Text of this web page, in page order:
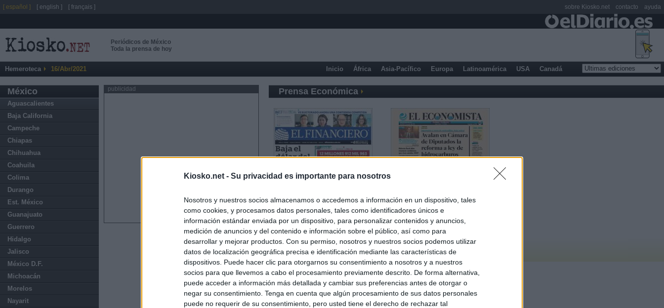
Kiosko.net - Su privacidad es importante para nosotros
Nosotros y nuestros socios almacenamos o accedemos a información en un dispositivo, tales
como cookies, y procesamos datos personales, tales como identificadores únicos e
información estándar enviada por un dispositivo, para personalizar contenidos y anuncios,
medición de anuncios y del contenido e información sobre el público, así como para
desarrollar y mejorar productos. Con su permiso, nosotros y nuestros socios podemos utilizar
datos de localización geográfica precisa e identificación mediante las características de
dispositivos. Puede hacer clic para otorgarnos su consentimiento a nosotros y a nuestros
socios para que llevemos a cabo el procesamiento previamente descrito. De forma alternativa,
puede acceder a información más detallada y cambiar sus preferencias antes de otorgar o
negar su consentimiento. Tenga en cuenta que algún procesamiento de sus datos personales
puede no requerir de su consentimiento, pero usted tiene el derecho de rechazar tal
Periódicos de México
Toda la prensa de hoy
Hemeroteca 16/Abr/2021 Inicio África Asia-Pacífico Europa Latinoamérica USA Canadá
México
Aguascalientes
Baja California
Campeche
Chiapas
Chihuahua
Coahuila
Colima
Durango
Est. México
Guanajuato
Guerrero
Hidalgo
Jalisco
México D.F.
Michoacán
Morelos
Nayarit
publicidad Prensa Económica
[ español ] [ english ] [ français ] sobre Kiosko.net contacto ayuda